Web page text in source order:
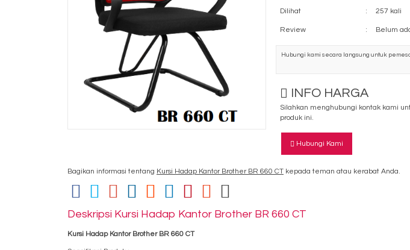
Dilihat : 257 kali
Review : Belum
Hubungi kami secara langsung untuk
INFO HARGA
Silahkan menghubungi kontak kami
produk ini.
Hubungi Kami
Bagikan informasi tentang Kursi Hadap Kantor Brother BR 660 CT kepada teman atau kerabat Anda.
Deskripsi Kursi Hadap Kantor Brother BR 660 CT
Kursi Hadap Kantor Brother BR 660 CT